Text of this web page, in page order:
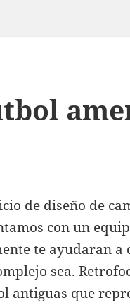
de diseño de
con un
te ayudaran
sea.
antiguas que